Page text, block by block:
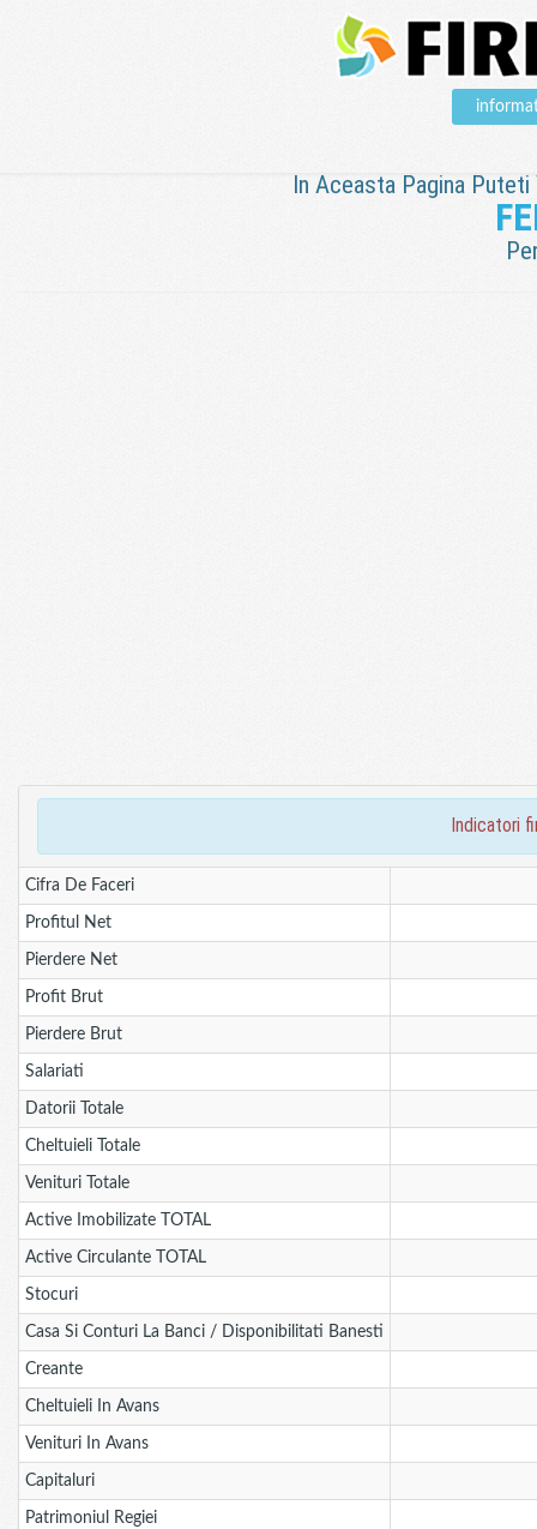
In Aceasta Pagina
indicatori
Cifra De Faceri
Profitul Net
Pierdere Net
Profit Brut
Pierdere Brut
Salariati
Datorii Totale
Cheltuieli Totale
Venituri Totale
Active Imobilizate TOTAL
Active Circulante TOTAL
Stocuri
Casa Si Conturi La Banci / Disponibilitati Banesti
Creante
Cheltuieli In Avans
Venituri In Avans
Capitaluri
Patrimoniul Regiei